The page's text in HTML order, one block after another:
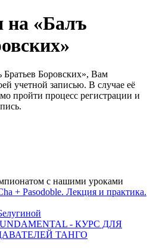
на «Балъ
Братьев Боровских», Вам
учетной записью. В случае её
пройти процесс регистрации и
с нашими уроками
+ Pasodoble. Лекция и практика.
- КУРС ДЛЯ
ТАНГО